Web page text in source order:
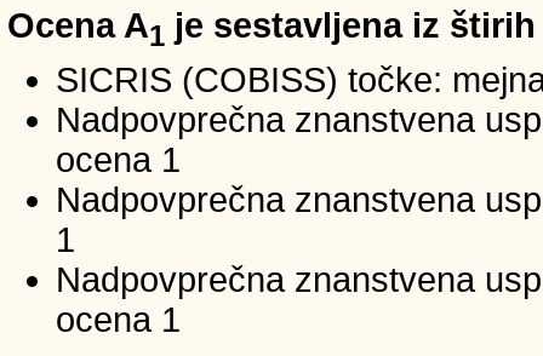
Ocena A1 je sestavljena iz
SICRIS (COBISS) točke:
Nadpovprečna znanstvena
ocena 1
Nadpovprečna znanstvena
1
Nadpovprečna znanstvena
ocena 1